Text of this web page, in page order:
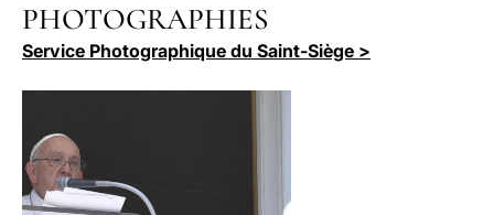
PHOTOGRAPHIES
Service Photographique du Saint-Siège >